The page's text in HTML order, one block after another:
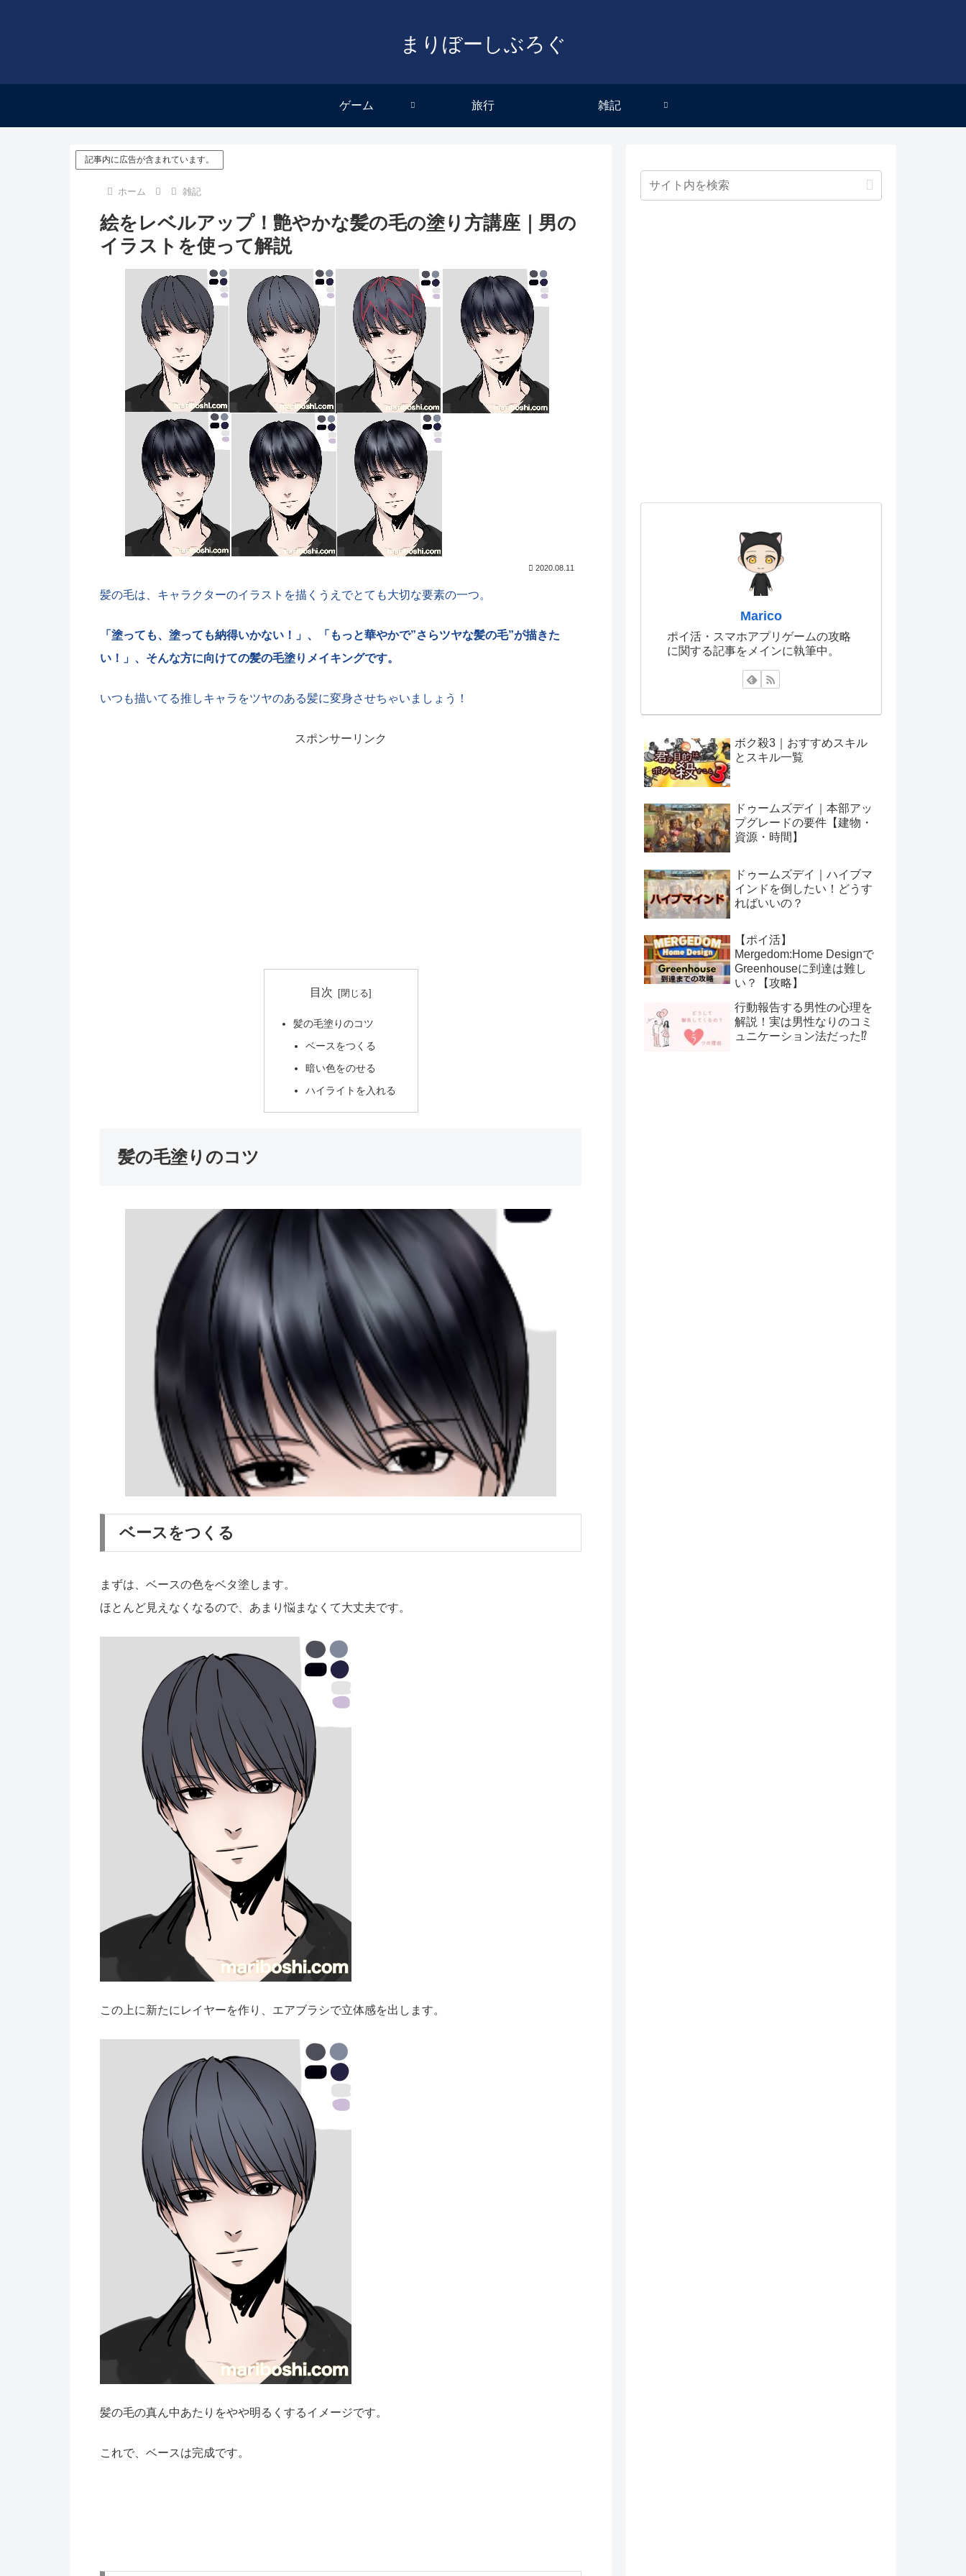
まりぼーしぶろぐ
ゲーム 旅行 雑記
記事内に広告が含まれています。
ホーム 雑記
絵をレベルアップ！艶やかな髪の毛の塗り方講座｜男の
イラストを使って解説
2020.08.11
髪の毛は、キャラクターのイラストを描くうえでとても大切な要素の一つ。
「塗っても、塗っても納得いかない！」、「もっと華やかで”さらツヤな髪の毛”が描きた
い！」、そんな方に向けての髪の毛塗りメイキングです。
いつも描いてる推しキャラをツヤのある髪に変身させちゃいましょう！
スポンサーリンク
目次
髪の毛塗りのコツ
ベースをつくる
暗い色をのせる
ハイライトを入れる
髪の毛塗りのコツ
ベースをつくる
まずは、ベースの色をベタ塗します。
ほとんど見えなくなるので、あまり悩まなくて大丈夫です。
この上に新たにレイヤーを作り、エアブラシで立体感を出します。
髪の毛の真ん中あたりをやや明るくするイメージです。
これで、ベースは完成です。
Marico
ポイ活・スマホアプリゲームの攻略
に関する記事をメインに執筆中。
ボク殺3｜おすすめスキル
とスキル一覧
ドゥームズデイ｜本部アッ
プグレードの要件【建物・
資源・時間】
ドゥームズデイ｜ハイブマ
インドを倒したい！どうす
ればいいの？
【ポイ活】
Mergedom:Home Designで
Greenhouseに到達は難し
い？【攻略】
行動報告する男性の心理を
解説！実は男性なりのコミ
ュニケーション法だった⁉